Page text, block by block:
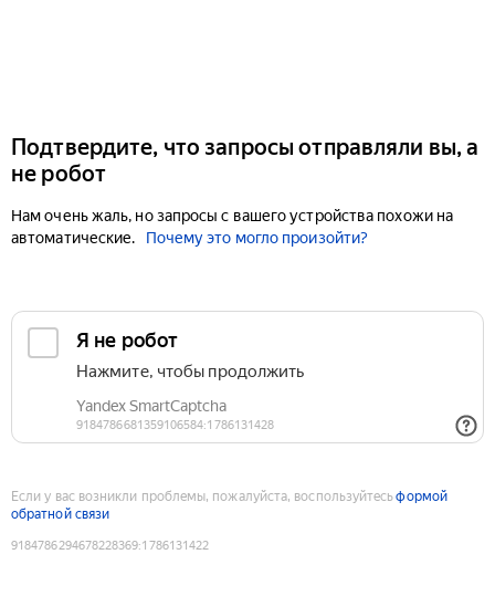
Подтвердите, что запросы отправляли вы, а
не робот
Нам очень жаль, но запросы с вашего устройства похожи на
автоматические.
Почему это могло произойти?
Если у вас возникли проблемы, пожалуйста, воспользуйтесьформой
обратной связи
9184786294678228369:1786131422